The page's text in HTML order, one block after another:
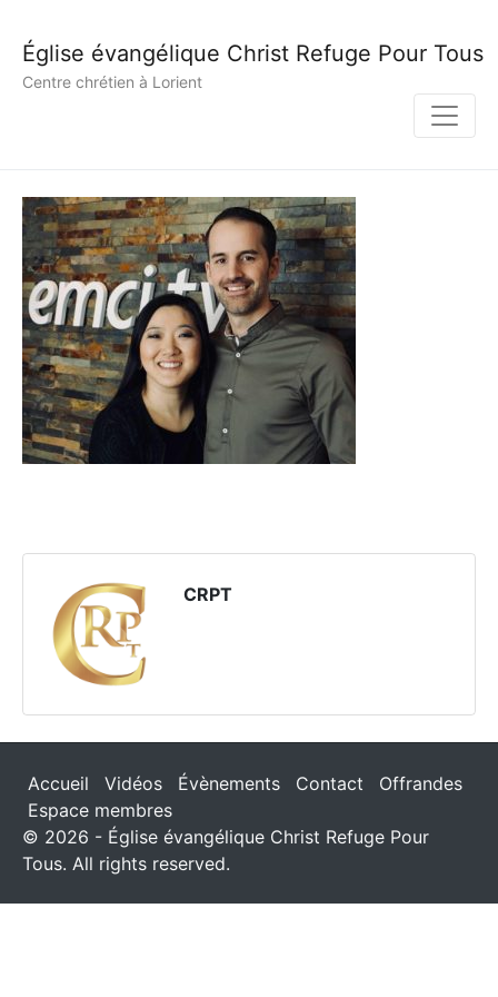
Église évangélique Christ Refuge Pour Tous
Centre chrétien à Lorient
CRPT
Accueil Vidéos Évènements Contact
Offrandes
Espace membres
© 2026 - Église évangélique Christ Refuge Pour
Tous. All rights reserved.